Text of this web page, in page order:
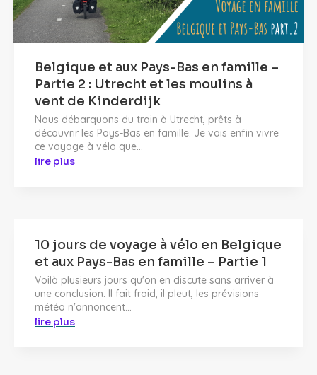
Belgique et aux Pays-Bas en famille –
Partie 2 : Utrecht et les moulins à
vent de Kinderdijk
Nous débarquons du train à Utrecht, prêts à
découvrir les Pays-Bas en famille. Je vais enfin vivre
ce voyage à vélo que...
lire plus
10 jours de voyage à vélo en Belgique
et aux Pays-Bas en famille – Partie 1
Voilà plusieurs jours qu'on en discute sans arriver à
une conclusion. Il fait froid, il pleut, les prévisions
météo n'annoncent...
lire plus